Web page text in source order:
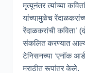
मृत्यूनंतर त्यांच्या
यांच्यामुळेच
रेंदाळकरांची कविता’
संकलित करण्यात
टेनिसनच्या ‘एनॉक
मराठीत रूपांतर केले.